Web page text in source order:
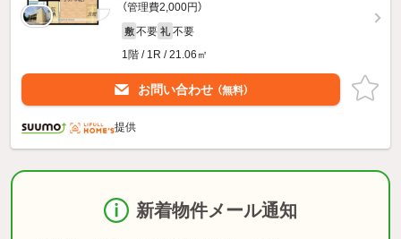
（管理費2,000円）
敷 不要 礼 不要
1階 / 1R / 21.06㎡
お問い合わせ （無料）
提供
新着物件メール通知